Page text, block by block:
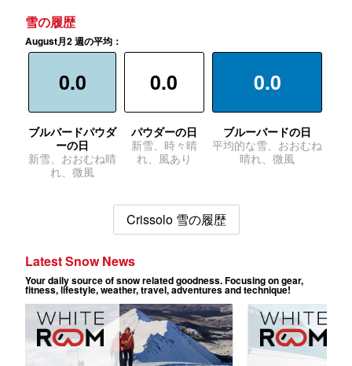
雪の履歴
August月2 週の平均：
0.0
ブルバードパウダ
ーの日
新雪、おおむね晴
れ、微風
0.0
パウダーの日
新雪、時々晴
れ、風あり
0.0
ブルーバードの日
平均的な雪、おおむね
晴れ、微風
Crissolo 雪の履歴